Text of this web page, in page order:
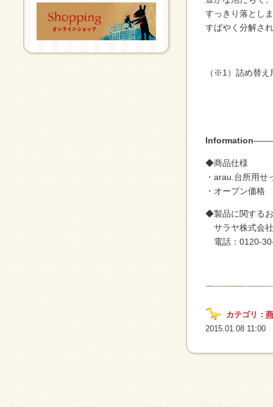
すっきり落とし
すばやく分解さ
（※1）詰め替え
Information
◆商品仕様
・arau.台所⽤
・オープン価格
◆製品に関する
サラヤ株式会
電話：0120-
カテゴリ：
2015.01.08 11:00